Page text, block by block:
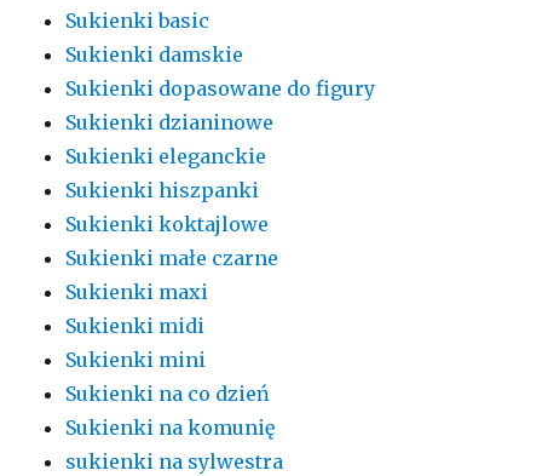
Sukienki basic
Sukienki damskie
Sukienki dopasowane do figury
Sukienki dzianinowe
Sukienki eleganckie
Sukienki hiszpanki
Sukienki koktajlowe
Sukienki małe czarne
Sukienki maxi
Sukienki midi
Sukienki mini
Sukienki na co dzień
Sukienki na komunię
sukienki na sylwestra